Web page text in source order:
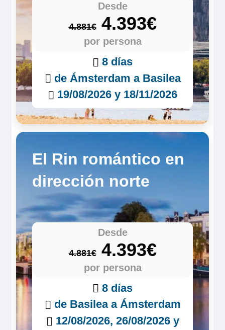
Desde
4.881€4.393€
por persona
8 días
de Ámsterdam a Basilea
19/08/2026 y 18/11/2026
El Rin romántico en
dirección norte
Desde
4.881€4.393€
por persona
8 días
de Basilea a Ámsterdam
12/08/2026, 26/08/2026 y